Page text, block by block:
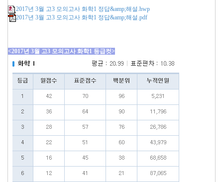
2017년 3월 고3 모의고사 화학1 정답&amp;해설.hwp
2017년 3월 고3 모의고사 화학1 정답&amp;해설.pdf
<2017년 3월 고3 모의고사 화학1 등급컷>